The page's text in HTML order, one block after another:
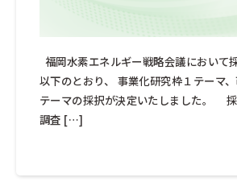
福岡水素エネルギー戦略会議において
以下のとおり、 事業化研究枠１テーマ
テーマの採択が決定いたしました。
調査 […]